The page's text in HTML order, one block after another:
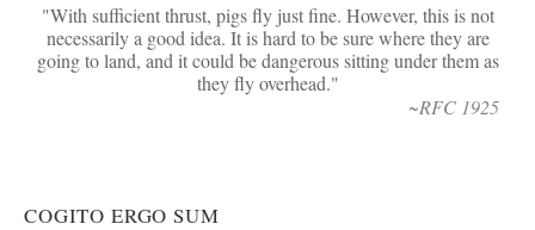
With sufficient thrust, pigs fly just fine. However, this is not
necessarily a good idea. It is hard to be sure where they are
going to land, and it could be dangerous sitting under them as
they fly overhead.
~RFC 1925
COGITO ERGO SUM